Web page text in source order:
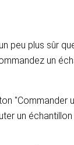
peu plus sûr
un
"Commander
un